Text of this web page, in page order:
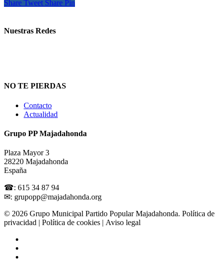
Share Tweet Share Pin
Nuestras Redes
NO TE PIERDAS
Contacto
Actualidad
Grupo PP Majadahonda
Plaza Mayor 3
28220 Majadahonda
España
☎: 615 34 87 94
✉: grupopp@majadahonda.org
© 2026 Grupo Municipal Partido Popular Majadahonda. Política de
privacidad | Política de cookies | Aviso legal